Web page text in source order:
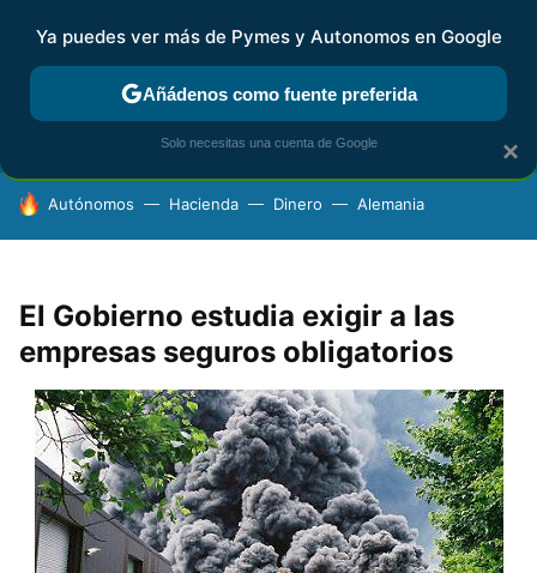
FISCALIDAD Y CONTABILIDAD KIT DIGITAL RENTA
HOY SE HABLA DE
Autónomos Hacienda Dinero Alemania
El Gobierno estudia exigir a las
empresas seguros obligatorios
×
Ya puedes ver más de Pymes y Autonomos en Google
Añádenos como fuente preferida
Solo necesitas una cuenta de Google